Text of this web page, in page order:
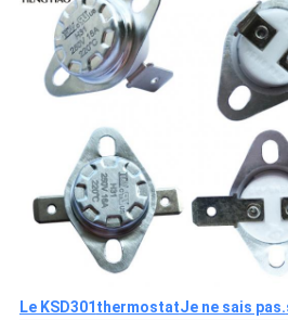
Le KSD301 thermostatJe ne sais pas.